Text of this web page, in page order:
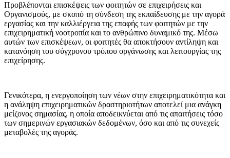
Προβλέπονται επισκέψεις των φοιτητών σε επιχειρήσεις και
Οργανισμούς, με σκοπό τη σύνδεση της εκπαίδευσης με την αγορά
εργασίας και την καλλιέργεια της επαφής των φοιτητών με την
επιχειρηματική νοοτροπία και το ανθρώπινο δυναμικό της. Μέσω
αυτών των επισκέψεων, οι φοιτητές θα αποκτήσουν αντίληψη και
κατανόηση του σύγχρονου τρόπου οργάνωσης και λειτουργίας της
επιχείρησης.
Γενικότερα, η ενεργοποίηση των νέων στην επιχειρηματικότητα και
η ανάληψη επιχειρηματικών δραστηριοτήτων αποτελεί μια ανάγκη
μείζονος σημασίας, η οποία αποδεικνύεται από τις απαιτήσεις τόσο
των σημερινών εργασιακών δεδομένων, όσο και από τις συνεχείς
μεταβολές της αγοράς.